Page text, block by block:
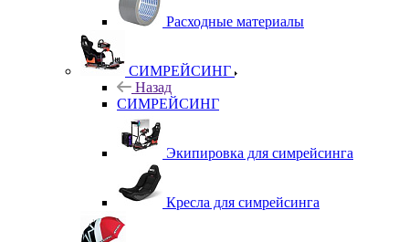
Расходные материалы
СИМРЕЙСИНГ
Назад
СИМРЕЙСИНГ
Экипировка для симрейсинга
Кресла для симрейсинга